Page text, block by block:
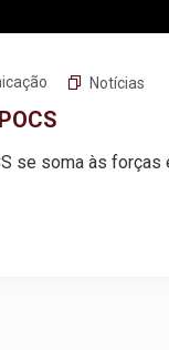
Notícias
se soma às